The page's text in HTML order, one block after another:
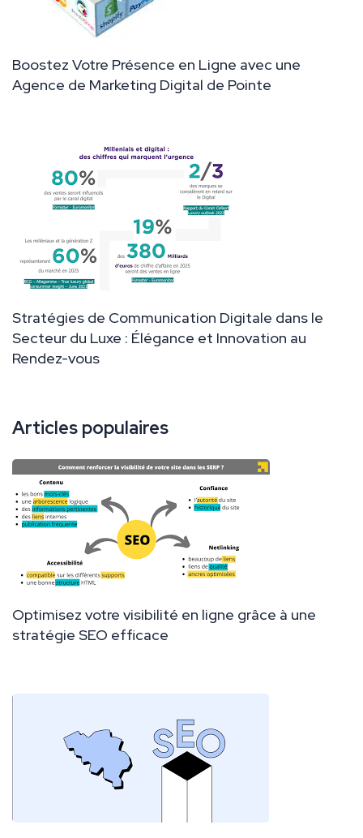
Boostez Votre Présence en Ligne avec une
Agence de Marketing Digital de Pointe
Stratégies de Communication Digitale dans le
Secteur du Luxe : Élégance et Innovation au
Rendez-vous
Articles populaires
Optimisez votre visibilité en ligne grâce à une
stratégie SEO efficace